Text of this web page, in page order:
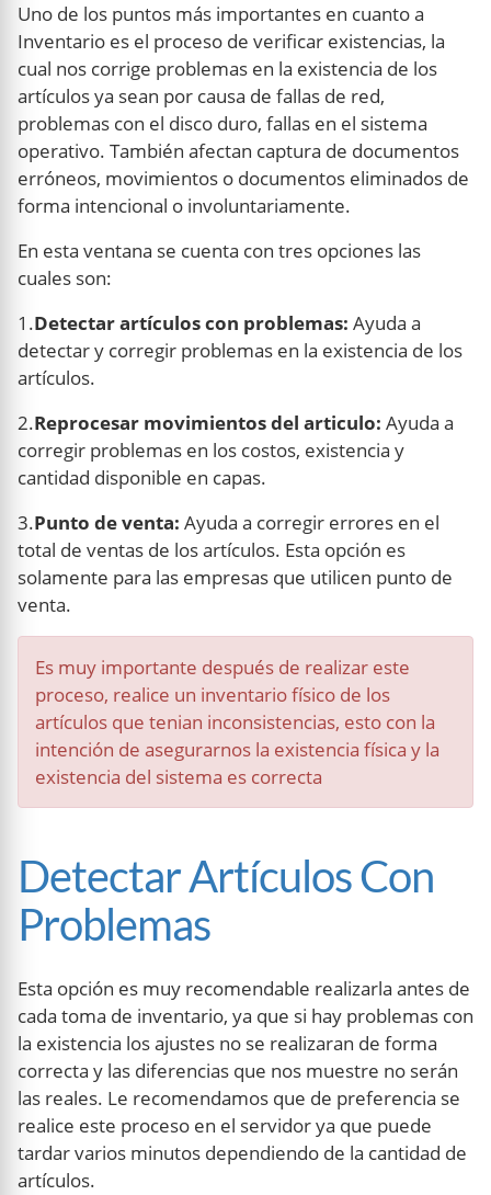
Uno de los puntos más importantes en cuanto a
Inventario es el proceso de verificar existencias, la
cual nos corrige problemas en la existencia de los
artículos ya sean por causa de fallas de red,
problemas con el disco duro, fallas en el sistema
operativo. También afectan captura de documentos
erróneos, movimientos o documentos eliminados de
forma intencional o involuntariamente.
En esta ventana se cuenta con tres opciones las
cuales son:
1.Detectar artículos con problemas: Ayuda a
detectar y corregir problemas en la existencia de los
artículos.
2.Reprocesar movimientos del articulo: Ayuda a
corregir problemas en los costos, existencia y
cantidad disponible en capas.
3.Punto de venta: Ayuda a corregir errores en el
total de ventas de los artículos. Esta opción es
solamente para las empresas que utilicen punto de
venta.
Es muy importante después de realizar este
proceso, realice un inventario físico de los
artículos que tenian inconsistencias, esto con la
intención de asegurarnos la existencia física y la
existencia del sistema es correcta
Detectar Artículos Con
Problemas
Esta opción es muy recomendable realizarla antes de
cada toma de inventario, ya que si hay problemas con
la existencia los ajustes no se realizaran de forma
correcta y las diferencias que nos muestre no serán
las reales. Le recomendamos que de preferencia se
realice este proceso en el servidor ya que puede
tardar varios minutos dependiendo de la cantidad de
artículos.